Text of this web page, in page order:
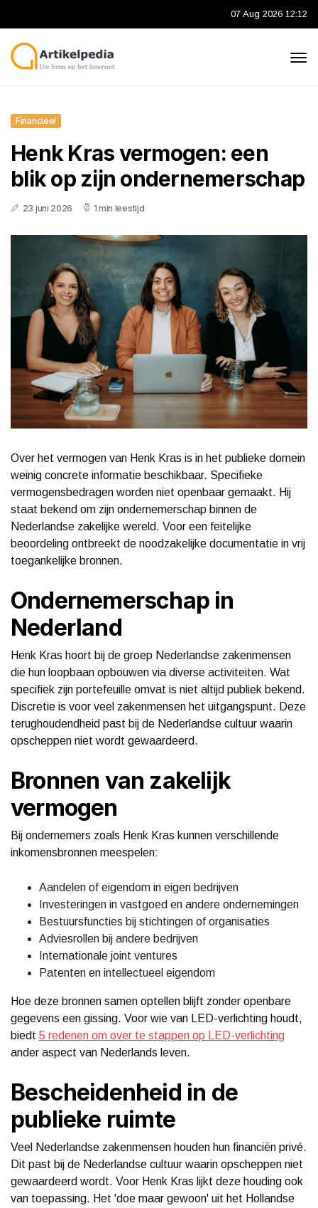
07 Aug 2026 12:12
Financieel
Henk Kras vermogen: een
blik op zijn ondernemerschap
23 juni 2026 1 min leestijd
Over het vermogen van Henk Kras is in het publieke domein
weinig concrete informatie beschikbaar. Specifieke
vermogensbedragen worden niet openbaar gemaakt. Hij
staat bekend om zijn ondernemerschap binnen de
Nederlandse zakelijke wereld. Voor een feitelijke
beoordeling ontbreekt de noodzakelijke documentatie in vrij
toegankelijke bronnen.
Ondernemerschap in
Nederland
Henk Kras hoort bij de groep Nederlandse zakenmensen
die hun loopbaan opbouwen via diverse activiteiten. Wat
specifiek zijn portefeuille omvat is niet altijd publiek bekend.
Discretie is voor veel zakenmensen het uitgangspunt. Deze
terughoudendheid past bij de Nederlandse cultuur waarin
opscheppen niet wordt gewaardeerd.
Bronnen van zakelijk
vermogen
Bij ondernemers zoals Henk Kras kunnen verschillende
inkomensbronnen meespelen:
Aandelen of eigendom in eigen bedrijven
Investeringen in vastgoed en andere ondernemingen
Bestuursfuncties bij stichtingen of organisaties
Adviesrollen bij andere bedrijven
Internationale joint ventures
Patenten en intellectueel eigendom
Hoe deze bronnen samen optellen blijft zonder openbare
gegevens een gissing. Voor wie van LED-verlichting houdt,
biedt 5 redenen om over te stappen op LED-verlichting
ander aspect van Nederlands leven.
Bescheidenheid in de
publieke ruimte
Veel Nederlandse zakenmensen houden hun financiën privé.
Dit past bij de Nederlandse cultuur waarin opscheppen niet
gewaardeerd wordt. Voor Henk Kras lijkt deze houding ook
van toepassing. Het 'doe maar gewoon' uit het Hollandse